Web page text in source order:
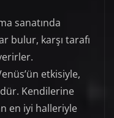
sanatında
bulur, karşı tarafı
etkisiyle,
Kendilerine
en iyi halleriyle